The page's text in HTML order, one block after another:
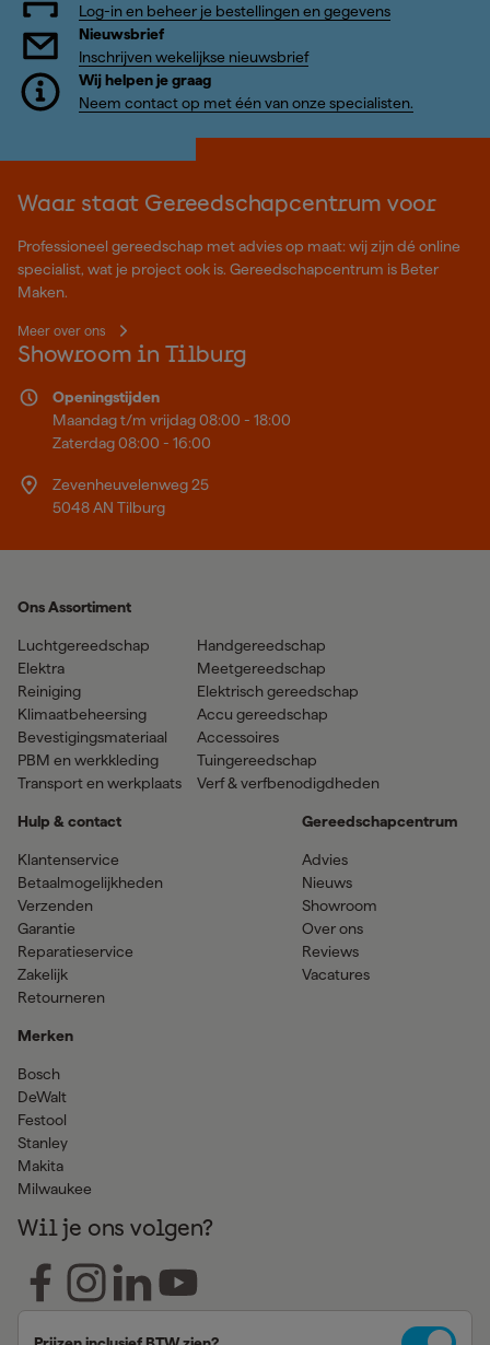
Log-in en beheer je bestellingen en gegevens
Nieuwsbrief
Inschrijven wekelijkse nieuwsbrief
Wij helpen je graag
Neem contact op met één van onze specialisten.
Waar staat Gereedschapcentrum voor
Professioneel gereedschap met advies op maat: wij zijn dé online
specialist, wat je project ook is. Gereedschapcentrum is Beter
Maken.
Meer over ons
Showroom in Tilburg
Openingstijden
Maandag t/m vrijdag 08:00 - 18:00
Zaterdag 08:00 - 16:00
Zevenheuvelenweg 25
5048 AN Tilburg
Ons Assortiment
Luchtgereedschap
Elektra
Reiniging
Klimaatbeheersing
Bevestigingsmateriaal
PBM en werkkleding
Transport en werkplaats
Handgereedschap
Meetgereedschap
Elektrisch gereedschap
Accu gereedschap
Accessoires
Tuingereedschap
Verf & verfbenodigdheden
Hulp & contact
Klantenservice
Betaalmogelijkheden
Verzenden
Garantie
Reparatieservice
Zakelijk
Retourneren
Merken
Bosch
DeWalt
Festool
Stanley
Makita
Milwaukee
Gereedschapcentrum
Advies
Nieuws
Showroom
Over ons
Reviews
Vacatures
Wil je ons volgen?